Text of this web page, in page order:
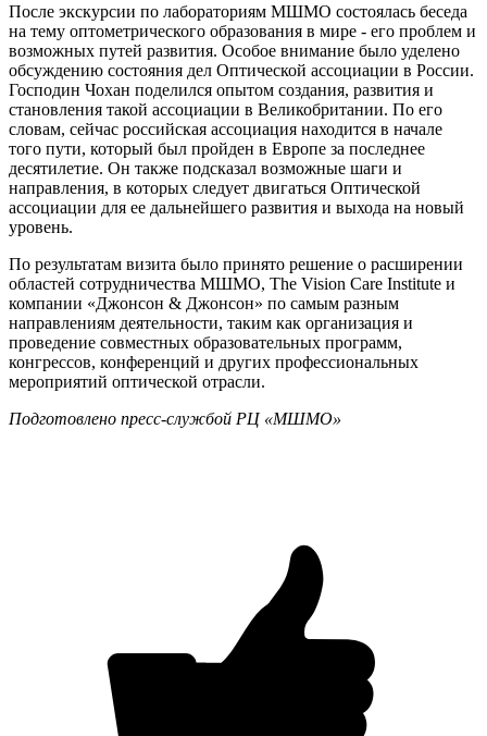
После экскурсии по лабораториям МШМО состоялась беседа
на тему оптометрического образования в мире - его проблем и
возможных путей развития. Особое внимание было уделено
обсуждению состояния дел Оптической ассоциации в России.
Господин Чохан поделился опытом создания, развития и
становления такой ассоциации в Великобритании. По его
словам, сейчас российская ассоциация находится в начале
того пути, который был пройден в Европе за последнее
десятилетие. Он также подсказал возможные шаги и
направления, в которых следует двигаться Оптической
ассоциации для ее дальнейшего развития и выхода на новый
уровень.
По результатам визита было принято решение о расширении
областей сотрудничества МШМО, The Vision Care Institute и
компании «Джонсон & Джонсон» по самым разным
направлениям деятельности, таким как организация и
проведение совместных образовательных программ,
конгрессов, конференций и других профессиональных
мероприятий оптической отрасли.
Подготовлено пресс-службой РЦ «МШМО»